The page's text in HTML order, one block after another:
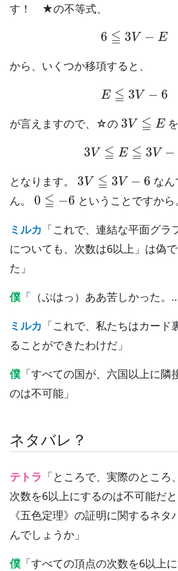
す！ ★の不等式、
6≦3V
から、いくつか移項すると、
E≦ 3V−
が言えますので、☆の
3V≦ E
を
3V ≦E ≦3 V−6
となります。
3V≦ 3 V−6
な
ん。
0 ≦−6
ということですから
ミルカ 「これで、連結な平面グラ
についても、次数は6以上」は偽
た」
僕 「（ぷはっ）ああ苦しかった。
ミルカ 「これで、私たちはカード
ることができたわけだ」
僕 「すべての国が、六国以上に隣
のは不可能」
ネタバレ？
テトラ 「ところで、実際のとこ
次数を6以上にするのは不可能だ
《五色定理》の証明に関するネタ
んでしょうか」
僕 「すべての頂点の次数を6以上